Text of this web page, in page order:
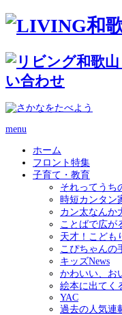
menu
ホーム
フロント特集
子育て・教育
それってうち
時短カンタン
カン太なんか
ことばで広が
天才！こども
こぴちゃんの
キッズNews
かわいい、お
絵本に出てく
YAC
過去の人気連